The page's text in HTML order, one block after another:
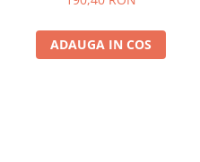
ADAUGA IN COS